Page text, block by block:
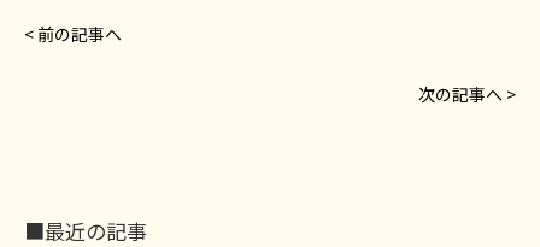
< 前の記事へ
次の記事へ >
■最近の記事